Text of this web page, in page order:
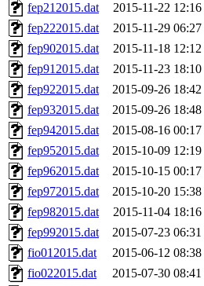
fep212015.dat
2015-11-22 12:16
fep222015.dat
2015-11-29 06:27
fep902015.dat
2015-11-18 12:12
fep912015.dat
2015-11-23 18:10
fep922015.dat
2015-09-26 18:42
fep932015.dat
2015-09-26 18:48
fep942015.dat
2015-08-16 00:17
fep952015.dat
2015-10-09 12:19
fep962015.dat
2015-10-15 00:17
fep972015.dat
2015-10-20 15:38
fep982015.dat
2015-11-04 18:16
fep992015.dat
2015-07-23 06:31
fio012015.dat
2015-06-12 08:38
fio022015.dat
2015-07-30 08:41